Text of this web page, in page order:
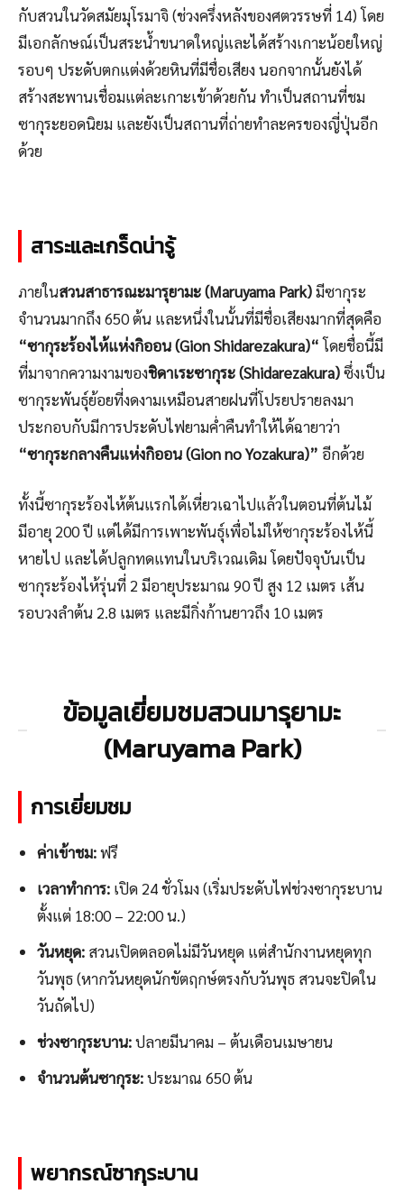
กับสวนในวัดสมัยมุโรมาจิ (ช่วงครึ่งหลังของศตวรรษที่ 14) โดย
มีเอกลักษณ์เป็นสระน้ำขนาดใหญ่และได้สร้างเกาะน้อยใหญ่
รอบๆ ประดับตกแต่งด้วยหินที่มีชื่อเสียง นอกจากนั้นยังได้
สร้างสะพานเชื่อมแต่ละเกาะเข้าด้วยกัน ทำเป็นสถานที่ชม
ซากุระยอดนิยม และยังเป็นสถานที่ถ่ายทำละครของญี่ปุ่นอีก
ด้วย
สาระและเกร็ดน่ารู้
ภายในสวนสาธารณะมารุยามะ (Maruyama Park)มีซากุระ
จำนวนมากถึง 650 ต้น และหนึ่งในนั้นที่มีชื่อเสียงมากที่สุดคือ
“ซากุระร้องไห้แห่งกิออน(Gion Shidarezakura)“โดยชื่อนี้มี
ที่มาจากความงามของชิดาเระซากุระ (Shidarezakura)ซึ่งเป็น
ซากุระพันธุ์ย้อยที่งดงามเหมือนสายฝนที่โปรยปรายลงมา
ประกอบกับมีการประดับไฟยามค่ำคืนทำให้ได้ฉายาว่า
“ซากุระกลางคืนแห่งกิออน (Gion no Yozakura)” อีกด้วย
ทั้งนี้ซากุระร้องไห้ต้นแรกได้เหี่ยวเฉาไปแล้วในตอนที่ต้นไม้
มีอายุ 200 ปี แต่ได้มีการเพาะพันธุ์เพื่อไม่ให้ซากุระร้องไห้นี้
หายไป และได้ปลูกทดแทนในบริเวณเดิม โดยปัจจุบันเป็น
ซากุระร้องไห้รุ่นที่ 2 มีอายุประมาณ 90 ปี สูง 12 เมตร เส้น
รอบวงลำต้น 2.8 เมตร และมีกิ่งก้านยาวถึง 10 เมตร
ข้อมูลเยี่ยมชมสวนมารุยามะ
(Maruyama Park)
การเยี่ยมชม
ค่าเข้าชม:ฟรี
เวลาทำการ: เปิด 24 ชั่วโมง (เริ่มประดับไฟช่วงซากุระบาน
ตั้งแต่ 18:00 – 22:00 น.)
วันหยุด: สวนเปิดตลอดไม่มีวันหยุด แต่สำนักงานหยุดทุก
วันพุธ (หากวันหยุดนักขัตฤกษ์ตรงกับวันพุธ สวนจะปิดใน
วันถัดไป)
ช่วงซากุระบาน:ปลายมีนาคม – ต้นเดือนเมษายน
จำนวนต้นซากุระ:ประมาณ 650 ต้น
พยากรณ์ซากุระบาน